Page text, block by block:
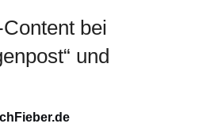
bei
und